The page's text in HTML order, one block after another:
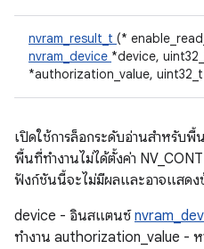
nvram_result_t (*
nvram_device *device,
*authorization_value,
เปิดใช้การล็อกระดับอ่านสำหรับ
พื้นที่ทำงานไม่ได้ตั้งค่า
ฟังก์ชันนี้จะไม่มีผลและอาจแสดง
device - อินสแตนซ์
ทำงาน authorization_value -